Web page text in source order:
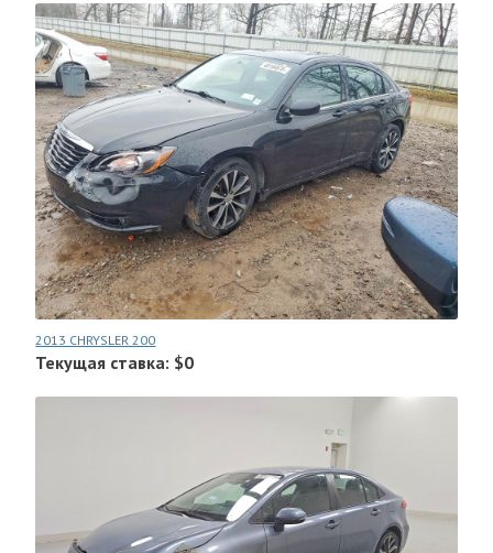
2013 CHRYSLER 200
Текущая ставка: $0